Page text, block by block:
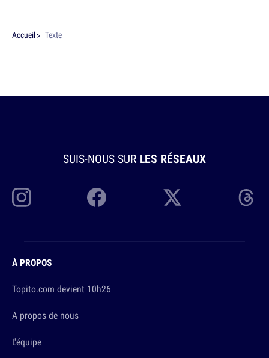
Accueil Texte
SUIS-NOUS SUR LES RÉSEAUX
À PROPOS
Topito.com devient 10h26
A propos de nous
L'équipe